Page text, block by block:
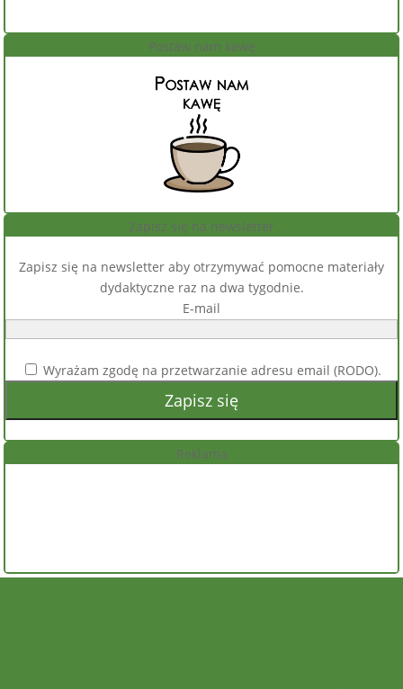
Postaw nam kawę
Zapisz się na newsletter
Zapisz się na newsletter aby otrzymywać pomocne materiały
dydaktyczne raz na dwa tygodnie.
E-mail
Wyrażam zgodę na przetwarzanie adresu email (RODO).
Reklama